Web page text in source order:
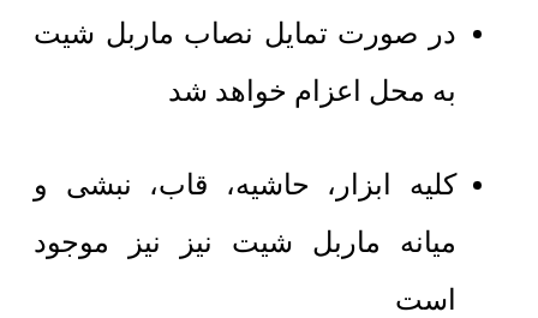
در صورت تمایل نصاب ماربل شیت
به محل اعزام خواهد شد
کلیه ابزار، حاشیه، قاب، نبشی و
میانه ماربل شیت نیز نیز موجود
است